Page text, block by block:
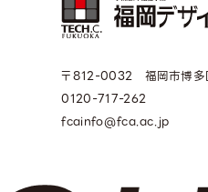
〒812-0032 福岡市博多
0120-717-262
fcainfo@fca.ac.jp